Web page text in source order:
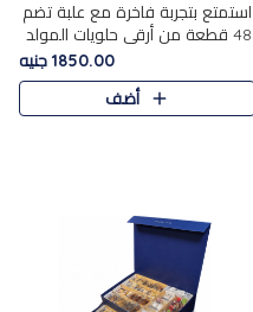
استمتع بتجربة فاخرة مع علبة تضم
48 قطعة من أرقى حلويات المولد
الشرقية، في تشكيلة تجمع بين
الأصناف التقليدية الفاخرة والاختيارات
1850.00 جنيه
أضف